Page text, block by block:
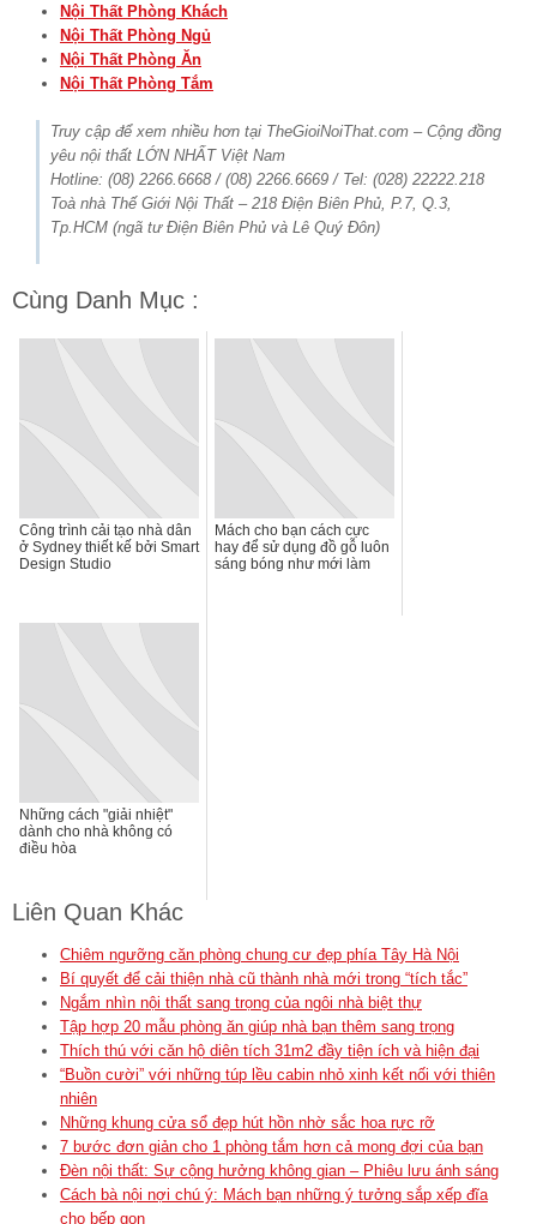
Nội Thất Phòng Khách
Nội Thất Phòng Ngủ
Nội Thất Phòng Ăn
Nội Thất Phòng Tắm
Truy cập để xem nhiều hơn tại TheGioiNoiThat.com – Cộng đồng
yêu nội thất LỚN NHẤT Việt Nam
Hotline: (08) 2266.6668 / (08) 2266.6669 / Tel: (028) 22222.218
Toà nhà Thế Giới Nội Thất – 218 Điện Biên Phủ, P.7, Q.3,
Tp.HCM (ngã tư Điện Biên Phủ và Lê Quý Đôn)
Cùng Danh Mục :
Công trình cải tạo nhà dân
ở Sydney thiết kế bởi Smart
Design Studio
Mách cho bạn cách cực
hay để sử dụng đồ gỗ luôn
sáng bóng như mới làm
Những cách "giải nhiệt"
dành cho nhà không có
điều hòa
Liên Quan Khác
Chiêm ngưỡng căn phòng chung cư đẹp phía Tây Hà Nội
Bí quyết để cải thiện nhà cũ thành nhà mới trong “tích tắc”
Ngắm nhìn nội thất sang trọng của ngôi nhà biệt thự
Tập hợp 20 mẫu phòng ăn giúp nhà bạn thêm sang trọng
Thích thú với căn hộ diên tích 31m2 đầy tiện ích và hiện đại
“Buồn cười” với những túp lều cabin nhỏ xinh kết nối với thiên
nhiên
Những khung cửa sổ đẹp hút hồn nhờ sắc hoa rực rỡ
7 bước đơn giản cho 1 phòng tắm hơn cả mong đợi của bạn
Đèn nội thất: Sự cộng hưởng không gian – Phiêu lưu ánh sáng
Cách bà nội nợi chú ý: Mách bạn những ý tưởng sắp xếp đĩa
cho bếp gọn